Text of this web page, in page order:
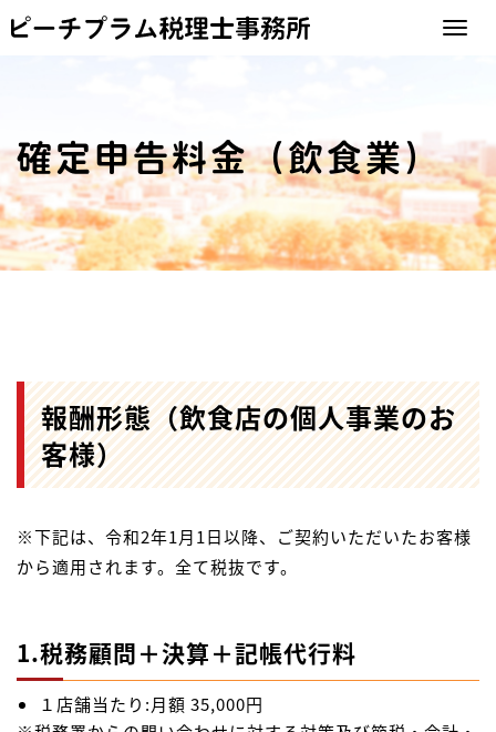
ピーチプラ
確定申告料金（飲食業）
報酬形態（飲食店の個人事業のお
客様）
※下記は、令和2年1月1日以降、ご契約いただいたお客様
から適用されます。全て税抜です。
1.税務顧問＋決算＋記帳代行料
１店舗当たり:月額 35,000円